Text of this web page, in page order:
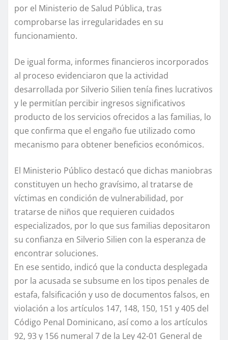
por el Ministerio de Salud Pública, tras
comprobarse las irregularidades en su
funcionamiento.
De igual forma, informes financieros incorporados
al proceso evidenciaron que la actividad
desarrollada por Silverio Silien tenía fines lucrativos
y le permitían percibir ingresos significativos
producto de los servicios ofrecidos a las familias, lo
que confirma que el engaño fue utilizado como
mecanismo para obtener beneficios económicos.
El Ministerio Público destacó que dichas maniobras
constituyen un hecho gravísimo, al tratarse de
víctimas en condición de vulnerabilidad, por
tratarse de niños que requieren cuidados
especializados, por lo que sus familias depositaron
su confianza en Silverio Silien con la esperanza de
encontrar soluciones.
En ese sentido, indicó que la conducta desplegada
por la acusada se subsume en los tipos penales de
estafa, falsificación y uso de documentos falsos, en
violación a los artículos 147, 148, 150, 151 y 405 del
Código Penal Dominicano, así como a los artículos
92, 93 y 156 numeral 7 de la Ley 42-01 General de